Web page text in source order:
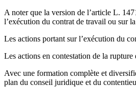
A noter que la version de l’article L.
l’exécution du contrat de travail ou sur
Les actions portant sur l’exécution du
Les actions en contestation de la
Avec une formation complète et
plan du conseil juridique et du